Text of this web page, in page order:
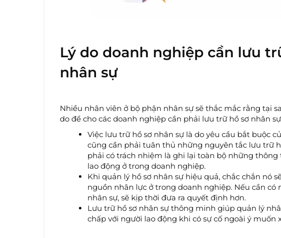
Lý do doanh nghiệp cần lưu
nhân sự
Nhiều nhân viên ở bộ phận nhân sự sẽ thắc mắc rằng tại
do để cho các doanh nghiệp cần phải lưu trữ hồ sơ nhân
Việc lưu trữ hồ sơ nhân sự là do yêu cầu bắt buộc
cũng cần phải tuân thủ những nguyên tắc lưu trữ
phải có trách nhiệm là ghi lại toàn bộ những
lao động ở trong doanh nghiệp.
Khi quản lý hồ sơ nhân sự hiệu quả, chắc chắn nó
nguồn nhân lực ở trong doanh nghiệp. Nếu cần
nhân sự, sẽ kịp thời đưa ra quyết định hơn.
Lưu trữ hồ sơ nhân sự thông minh giúp quản lý
chấp với người lao động khi có sự cố ngoài ý muốn